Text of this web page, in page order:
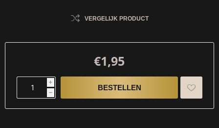
VERGELIJK PRODUCT
€1,95
i
h